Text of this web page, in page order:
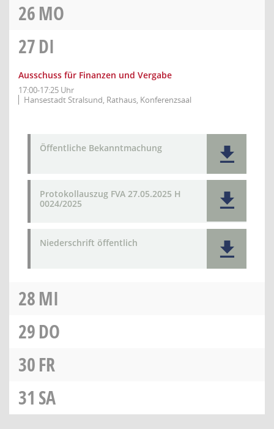
26MO
27DI
Ausschuss für Finanzen und Vergabe
17:00-17:25 Uhr
Hansestadt Stralsund, Rathaus, Konferenzsaal
Öffentliche Bekanntmachung
Protokollauszug FVA 27.05.2025 H
0024/2025
Niederschrift öffentlich
28MI
29DO
30FR
31 SA